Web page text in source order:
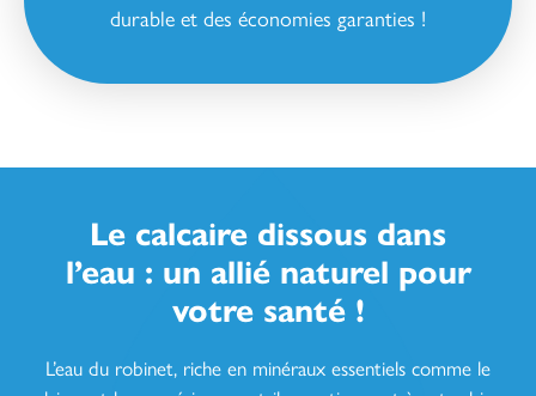
durable et des économies garanties !
Le calcaire dissous dans
l’eau : un allié naturel pour
votre santé !
L’eau du robinet, riche en minéraux essentiels comme le